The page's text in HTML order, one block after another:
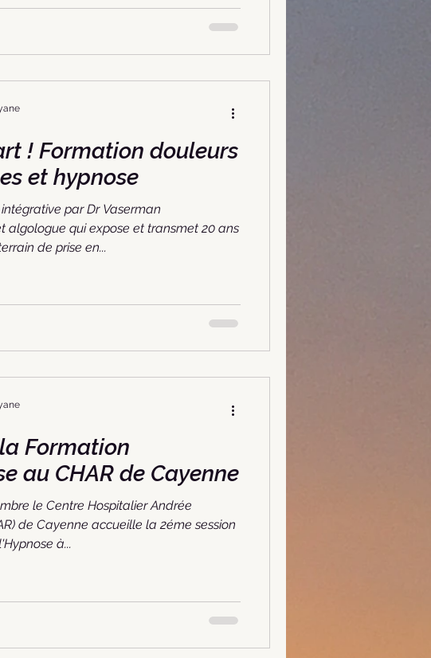
! Formation douleurs
et hypnose
par Dr Vaserman
algologue qui expose et transmet 20 ans
de prise en...
Formation
au CHAR de Cayenne
le Centre Hospitalier Andrée
de Cayenne accueille la 2éme session
à...